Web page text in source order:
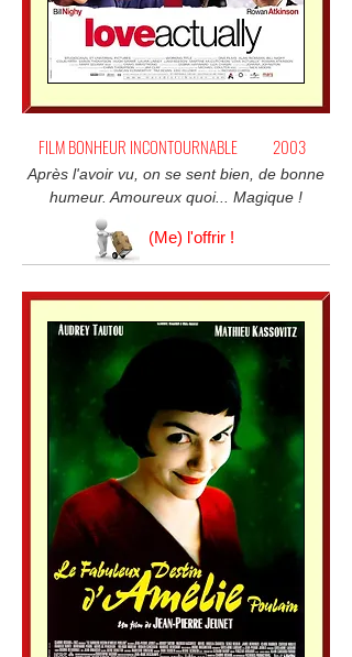
FILM BONHEUR INCONTOURNABLE 2003
Après l'avoir vu, on se sent bien, de bonne
humeur. Amoureux quoi... Magique !
(Me) l'offrir !